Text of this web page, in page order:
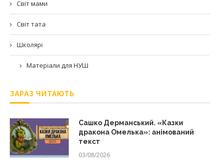
Світ мами
Світ тата
Школярі
Матеріали для НУШ
ЗАРАЗ ЧИТАЮТЬ
Сашко Дерманський. «Казки
дракона Омелька»: анімований
текст
03/08/2026